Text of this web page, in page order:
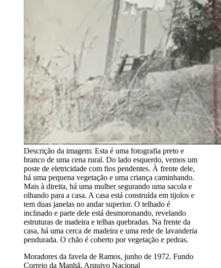
Descrição da imagem: Esta é uma fotografia preto e
branco de uma cena rural. Do lado esquerdo, vemos um
poste de eletricidade com fios pendentes. À frente dele,
há uma pequena vegetação e uma criança caminhando.
Mais à direita, há uma mulher segurando uma sacola e
olhando para a casa. A casa está construída em tijolos e
tem duas janelas no andar superior. O telhado é
inclinado e parte dele está desmoronando, revelando
estruturas de madeira e telhas quebradas. Na frente da
casa, há uma cerca de madeira e uma rede de lavanderia
pendurada. O chão é coberto por vegetação e pedras.
Moradores da favela de Ramos, junho de 1972. Fundo
Correio da Manhã, Arquivo Nacional